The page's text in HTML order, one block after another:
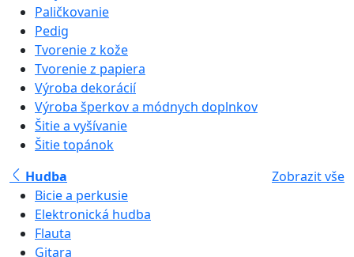
Paličkovanie
Pedig
Tvorenie z kože
Tvorenie z papiera
Výroba dekorácií
Výroba šperkov a módnych doplnkov
Šitie a vyšívanie
Šitie topánok
Hudba
Zobrazit vše
Bicie a perkusie
Elektronická hudba
Flauta
Gitara